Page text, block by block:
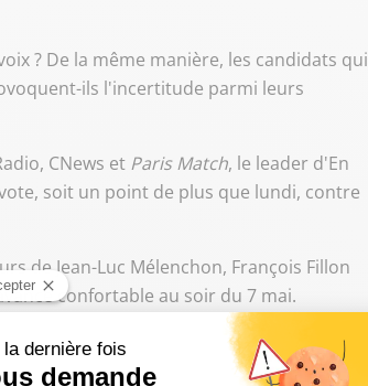
? De la même manière, les candidats qui
ils l'incertitude parmi leurs
CNews et Paris Match, le leader d'En
soit un point de plus que lundi, contre
de Jean-Luc Mélenchon, François Fillon
confortable au soir du 7 mai.
obtenus par le PS lors d'une
mobilise largement (83 %) pour